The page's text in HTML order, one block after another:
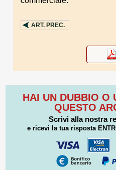
ART. PREC.
HAI UN DUBBIO O
QUESTO
Scrivi alla nostra
e ricevi la tua risposta